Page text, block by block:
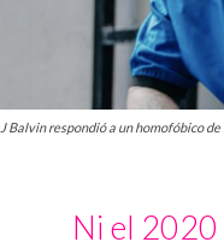
J Balvin respondió a un homofóbico
Ni el 2020